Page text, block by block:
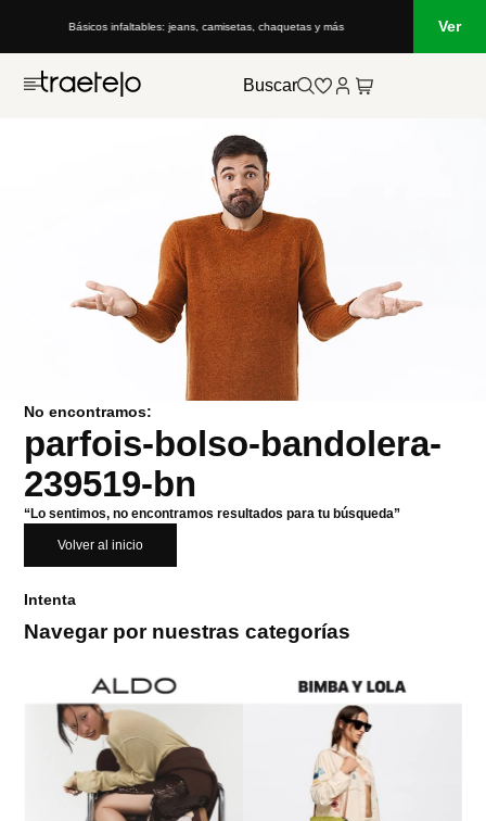
Básicos infaltables: jeans, camisetas, chaquetas y más Ver
Buscar
No encontramos:
parfois-bolso-bandolera-
239519-bn
“Lo sentimos, no encontramos resultados para tu búsqueda”
Volver al inicio
Intenta
Navegar por nuestras categorías